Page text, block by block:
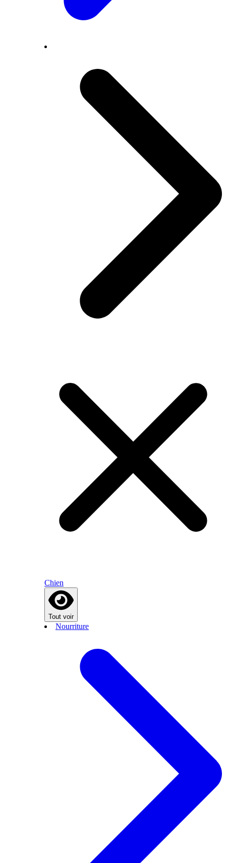
Chien
Tout voir
Nourriture